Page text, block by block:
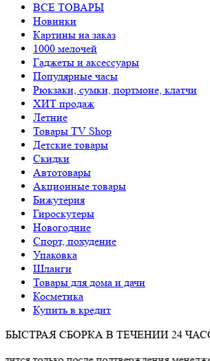
ВСЕ ТОВАРЫ
Новинки
Картины на заказ
1000 мелочей
Гаджеты и аксессуары
Популярные часы
Рюкзаки, сумки, портмоне, клатчи
ХИТ продаж
Летние
Товары TV Shop
Детские товары
Cкидки
Автотовары
Акционные товары
Бижутерия
Гироскутеры
Новогодние
Спорт, похудение
Упаковка
Шланги
Товары для дома и дачи
Косметика
Купить в кредит
БЫСТРАЯ СБОРКА В ТЕЧЕНИИ 24